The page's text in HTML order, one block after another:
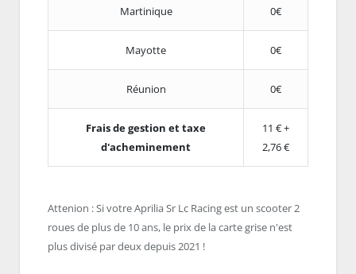
Martinique 0€
Mayotte 0€
Réunion 0€
Frais de gestion et taxe
d'acheminement
11 € +
2,76 €
Attenion : Si votre Aprilia Sr Lc Racing est un scooter 2
roues de plus de 10 ans, le prix de la carte grise n'est
plus divisé par deux depuis 2021 !